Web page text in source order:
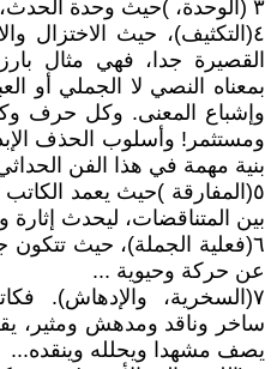
٣ (الوحدة، )حيث وحدة الحدث، والزمان والمكان...
٤(التكثيف)، حيث الاختزال
القصيرة جدا، فهي مثال
بمعناه النصي لا الجملي أو
وإشباع المعنى. وكل حرف
ومستثمر! وأسلوب الحذف
بنية مهمة في هذا الفن
٥(المفارقة )حيث يعمد
بين المتناقضات، ليحدث إثارة
٦(فعلية الجملة)، حيث
عن حركة وحيوية ...
٧(السخرية، والإدهاش).
ساخر وناقد ومدهش ومثير،
يصف مشهدا ويحلله وينقده...